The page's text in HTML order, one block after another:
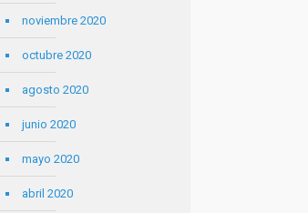
noviembre 2020
octubre 2020
agosto 2020
junio 2020
mayo 2020
abril 2020